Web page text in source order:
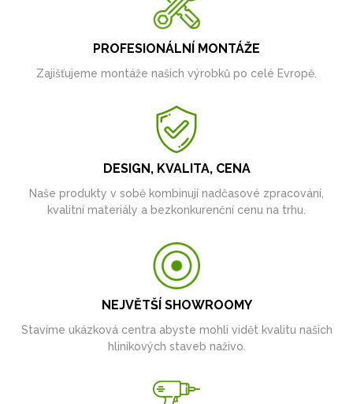
PROFESIONÁLNÍ MONTÁŽE
Zajišťujeme montáže našich výrobků po celé Evropě.
DESIGN, KVALITA, CENA
Naše produkty v sobě kombinují nadčasové zpracování,
kvalitní materiály a bezkonkurenční cenu na trhu.
NEJVĚTŠÍ SHOWROOMY
Stavíme ukázková centra abyste mohli vidět kvalitu našich
hliníkových staveb naživo.